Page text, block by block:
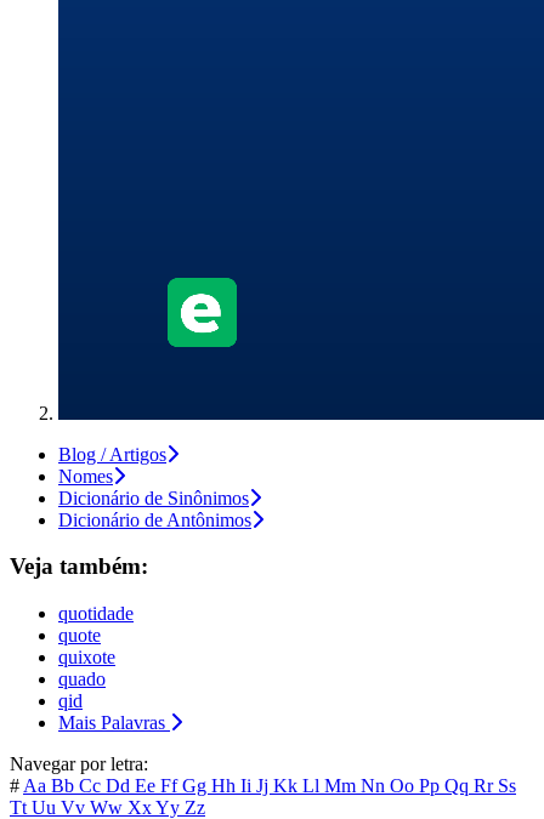
Blog / Artigos
Nomes
Dicionário de Sinônimos
Dicionário de Antônimos
Veja também:
quotidade
quote
quixote
quado
qid
Mais Palavras
Navegar por letra:
# Aa Bb Cc Dd Ee FfGg Hh Ii Jj Kk Ll Mm Nn Oo Pp Qq Rr Ss
Tt Uu Vv Ww XxYy Zz